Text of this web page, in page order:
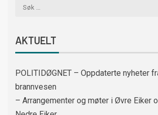
AKTUELT
POLITIDØGNET – Oppdaterte nyheter
brannvesen
– Arrangementer og møter i Øvre Eiker